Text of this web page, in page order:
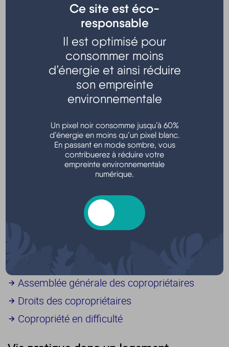
Expropriation - Préemption
Droit de préemption urbain (DPU)
Protection et sécurité de l'habitat
Risques sanitaires et sécurité du logement
Urbanisme
Autorisations d'urbanisme
Assemblée générale des copropriétaires
Droits des copropriétaires
Copropriété en difficulté
Ce site est éco-
responsable
Il est optimisé pour
consommer moins
d’énergie et ainsi réduire
son empreinte
environnementale
Un pixel noir consomme jusqu’à 60%
d’énergie en moins qu’un pixel blanc.
En passant en mode sombre, vous
contribuerez à réduire votre
empreinte environnementale
numérique.